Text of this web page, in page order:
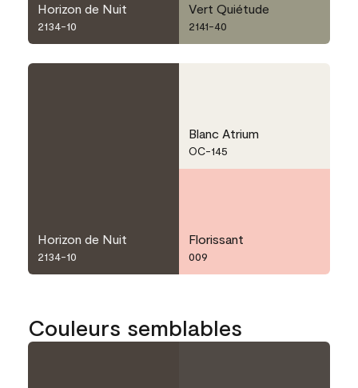
Horizon de Nuit
2134-10
Vert Quiétude
2141-40
Horizon de Nuit
2134-10
Blanc Atrium
OC-145
Florissant
009
Couleurs semblables